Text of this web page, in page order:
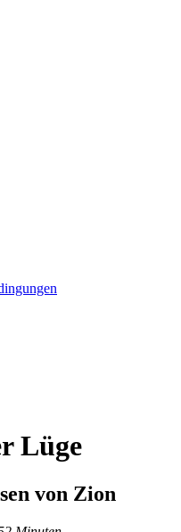
Lüge
von Zion